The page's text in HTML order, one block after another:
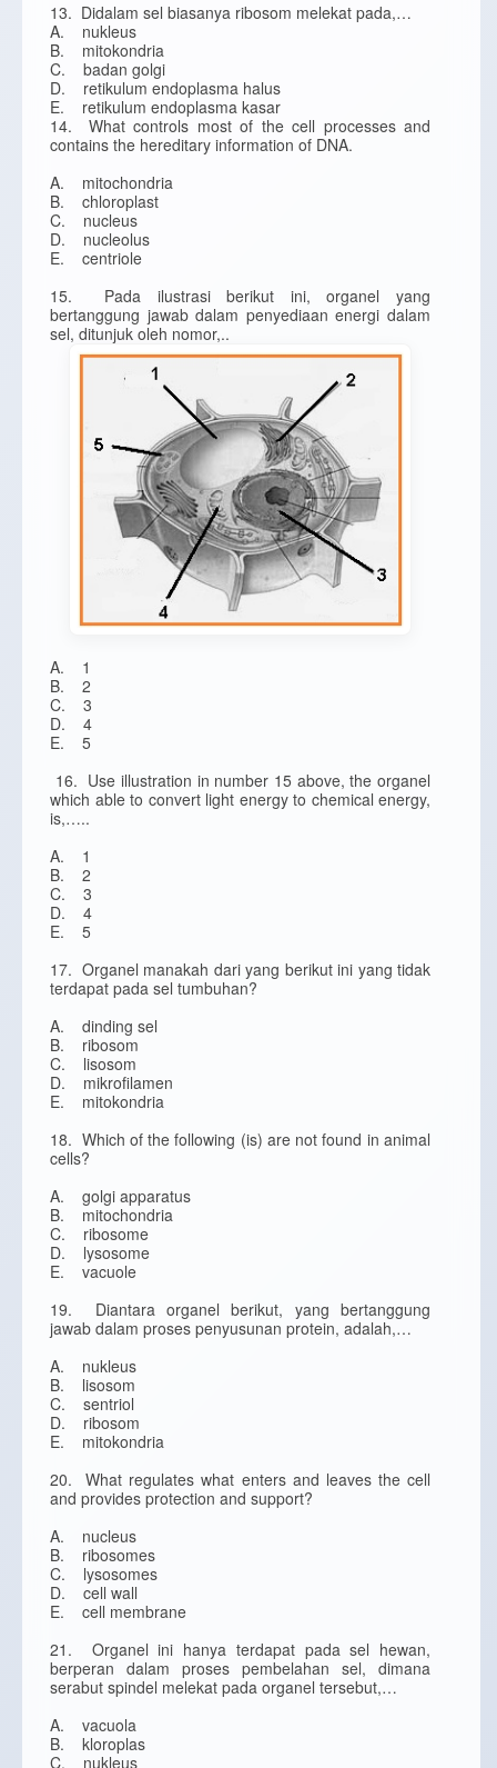
13. Didalam sel biasanya ribosom melekat pada,…
A. nukleus
B. mitokondria
C. badan golgi
D. retikulum endoplasma halus
E. retikulum endoplasma kasar
14. What controls most of the cell processes and
contains the hereditary information of DNA.
A. mitochondria
B. chloroplast
C. nucleus
D. nucleolus
E. centriole
15. Pada ilustrasi berikut ini, organel yang
bertanggung jawab dalam penyediaan energi dalam
sel, ditunjuk oleh nomor,..
A. 1
B. 2
C. 3
D. 4
E. 5
16. Use illustration in number 15 above, the organel
which able to convert light energy to chemical energy,
is,…..
A. 1
B. 2
C. 3
D. 4
E. 5
17. Organel manakah dari yang berikut ini yang tidak
terdapat pada sel tumbuhan?
A. dinding sel
B. ribosom
C. lisosom
D. mikrofilamen
E. mitokondria
18. Which of the following (is) are not found in animal
cells?
A. golgi apparatus
B. mitochondria
C. ribosome
D. lysosome
E. vacuole
19. Diantara organel berikut, yang bertanggung
jawab dalam proses penyusunan protein, adalah,…
A. nukleus
B. lisosom
C. sentriol
D. ribosom
E. mitokondria
20. What regulates what enters and leaves the cell
and provides protection and support?
A. nucleus
B. ribosomes
C. lysosomes
D. cell wall
E. cell membrane
21. Organel ini hanya terdapat pada sel hewan,
berperan dalam proses pembelahan sel, dimana
serabut spindel melekat pada organel tersebut,…
A. vacuola
B. kloroplas
C. nukleus